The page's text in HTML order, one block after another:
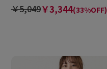
ガン レディース
￥5,049￥3,344(33%OFF)